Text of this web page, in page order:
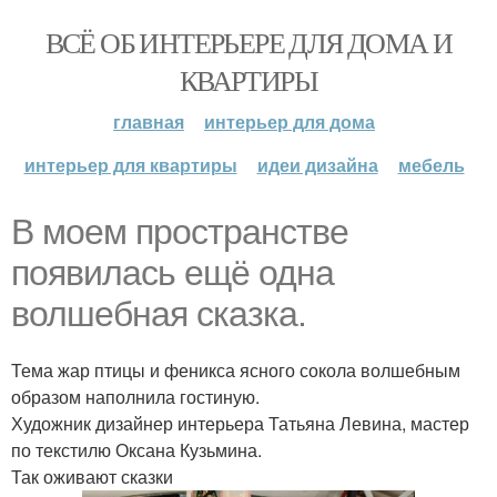
ВСЁ ОБ ИНТЕРЬЕРЕ ДЛЯ ДОМА И
КВАРТИРЫ
главная
интерьер для дома
интерьер для квартиры
идеи дизайна мебель
В моем пространстве
появилась ещё одна
волшебная сказка.
Тема жар птицы и феникса ясного сокола волшебным
образом наполнила гостиную.
Художник дизайнер интерьера Татьяна Левина, мастер
по текстилю Оксана Кузьмина.
Так оживают сказки